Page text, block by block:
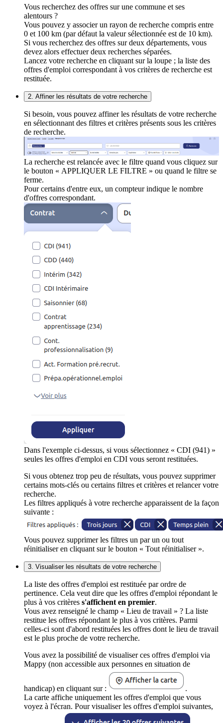
Vous recherchez des offres sur une commune et ses
alentours ?
Vous pouvez y associer un rayon de recherche compris entre
0 et 100 km (par défaut la valeur sélectionnée est de 10 km).
Si vous recherchez des offres sur deux départements, vous
devez alors effectuer deux recherches séparées.
Lancez votre recherche en cliquant sur la loupe ; la liste des
offres d'emploi correspondant à vos critères de recherche est
restituée.
2. Affiner les résultats de votre recherche
Si besoin, vous pouvez affiner les résultats de votre recherche
en sélectionnant des filtres et critères présents sous les critères
de recherche.
La recherche est relancée avec le filtre quand vous cliquez sur
le bouton « APPLIQUER LE FILTRE » ou quand le filtre se
ferme.
Pour certains d'entre eux, un compteur indique le nombre
d'offres correspondant.
Dans l'exemple ci-dessus, si vous sélectionnez « CDI (941) »
seules les offres d'emploi en CDI vous seront restituées.
Si vous obtenez trop peu de résultats, vous pouvez supprimer
certains mots-clés ou certains filtres et critères et relancer votre
recherche.
Les filtres appliqués à votre recherche apparaissent de la façon
suivante :
Vous pouvez supprimer les filtres un par un ou tout
réinitialiser en cliquant sur le bouton « Tout réinitialiser ».
3. Visualiser les résultats de votre recherche
La liste des offres d'emploi est restituée par ordre de
pertinence. Cela veut dire que les offres d'emploi répondant le
plus à vos critères s'affichent en premier.
Vous avez renseigné le champ « Lieu de travail » ? La liste
restitue les offres répondant le plus à vos critères. Parmi
celles-ci sont d'abord restituées les offres dont le lieu de travail
est le plus proche de votre recherche.
Vous avez la possibilité de visualiser ces offres d'emploi via
Mappy (non accessible aux personnes en situation de
handicap) en cliquant sur :
.
La carte affiche uniquement les offres d'emploi que vous
voyez à l'écran. Pour visualiser les offres d'emploi suivantes,